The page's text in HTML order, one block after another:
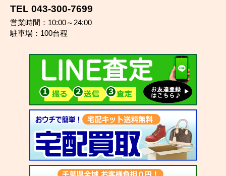
TEL 043-300-7699
営業時間：10:00～24:00
駐車場：100台程